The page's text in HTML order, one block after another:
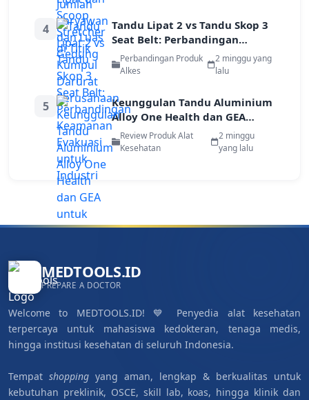
4
Tandu Lipat 2 vs Tandu Skop 3
Seat Belt: Perbandingan
Keamanan Evakuasi untuk
Industri
Perbandingan Produk
Alkes
2 minggu yang
lalu
5
Keunggulan Tandu Aluminium
Alloy One Health dan GEA
untuk Evakuasi Pekerja di Area
Terbatas
Review Produk Alat
Kesehatan
2 minggu
yang lalu
MEDTOOLS.ID
PREPARE A DOCTOR
Welcome to MEDTOOLS.ID! 💙 Penyedia alat kesehatan
terpercaya untuk mahasiswa kedokteran, tenaga medis,
hingga institusi kesehatan di seluruh Indonesia.
Tempat shopping yang aman, lengkap & berkualitas untuk
kebutuhan preklinik, OSCE, skill lab, koas, hingga klinik dan